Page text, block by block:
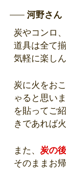
河野さん
炭やコンロ
道具は全て
気軽に楽し
炭に火をお
ゃると思い
を貼ってご
きであれば
また、 炭の
そのままお